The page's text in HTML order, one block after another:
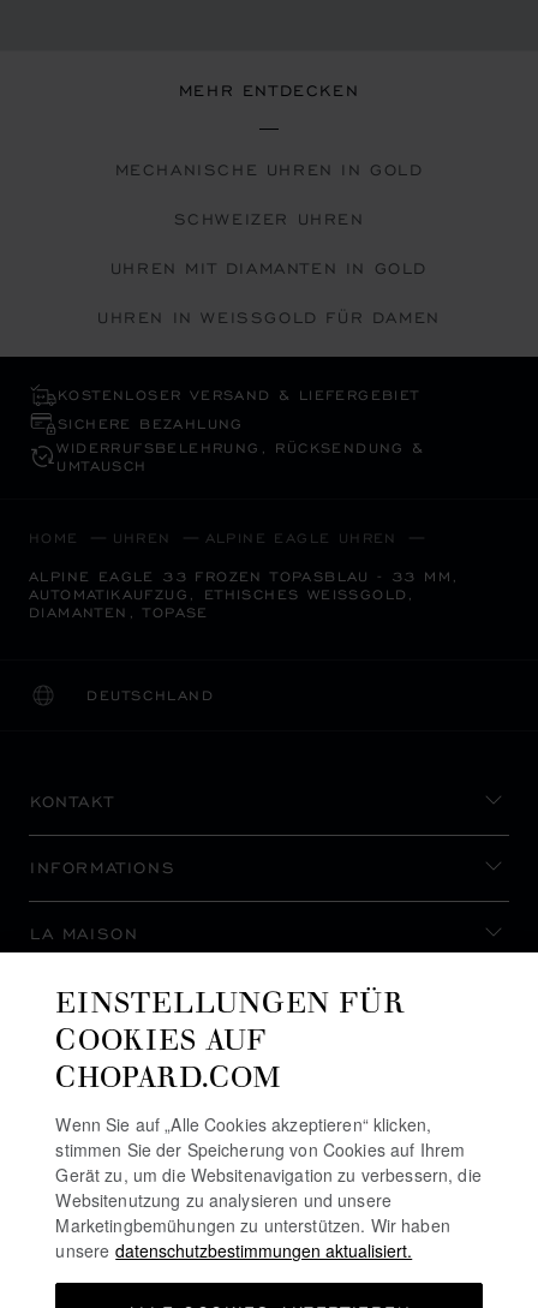
MEHR ENTDECKEN
MECHANISCHE UHREN IN GOLD
SCHWEIZER UHREN
UHREN MIT DIAMANTEN IN GOLD
UHREN IN WEISSGOLD FÜR DAMEN
KOSTENLOSER VERSAND & LIEFERGEBIET
SICHERE BEZAHLUNG
WIDERRUFS­BELEHRUNG, RÜCKSENDUNG &
UMTAUSCH
HOME UHREN ALPINE EAGLE UHREN
ALPINE EAGLE 33 FROZEN TOPASBLAU - 33 MM,
AUTOMATIKAUFZUG, ETHISCHES WEISSGOLD, D
IAMANTEN, TOPASE
DEUTSCHLAND
LOKALISIERUNG (LAND ÄNDERN)
LAND ÄNDERN
KONTAKT
INFORMATIONS
LA MAISON
AUF DEM LAUFENDEN BLEIBEN
NEWSLETTER ABONNIEREN
EINSTELLUNGEN FÜR
COOKIES AUF
CHOPARD.COM
Wenn Sie auf „Alle Cookies akzeptieren“ klicken,
stimmen Sie der Speicherung von Cookies auf Ihrem
Gerät zu, um die Websitenavigation zu verbessern, die
Websitenutzung zu analysieren und unsere
Marketingbemühungen zu unterstützen. Wir haben
unsere datenschutzbestimmungen aktualisiert.